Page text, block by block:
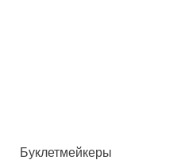
Буклетмейкеры